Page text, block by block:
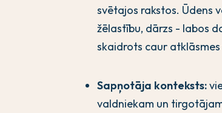
svētajos rakstos. Ūdens
žēlastību, dārzs - labos
skaidrots caur
Sapņotāja konteksts:
valdniekam un